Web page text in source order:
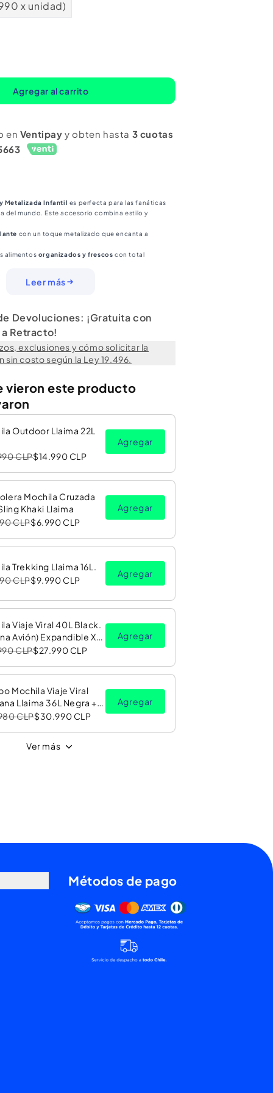
x unidad)
Agregar al carrito
en Ventipay y obten hasta 3 cuotas
Metalizada Infantil es perfecta para las fanáticas
del mundo. Este accesorio combina estilo y
con un toque metalizado que encanta a
alimentos organizados y frescos con total
del encanto único de Hello Kitty en cada aventura.
alto, Profundidad)
Leer más
Devoluciones: ¡Gratuita con
Retracto!
exclusiones y cómo solicitar la
sin costo según la Ley 19.496.
vieron este producto
Outdoor Llaima 22L
CLP$14.990 CLP
Agregar
Mochila Cruzada
Khaki Llaima
CLP$6.990 CLP
Agregar
Trekking Llaima 16L.
CLP$9.990 CLP
Agregar
Viaje Viral 40L Black.
Avión) Expandible XL.
Travel
CLP$27.990 CLP
Agregar
Mochila Viaje Viral
Llaima 36L Negra +
Oracle Red Bull
CLP$30.990 CLP
Agregar
Ver más
Métodos de pago